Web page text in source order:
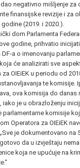
dao negativno mišljenje za
finansijske revizije i za
(2019. i 2020.).
dom Parlamenta
godine, prihvatio
a o imenovanju
će analizirati sve
za OIEiEK u periodu od
te komisije.
ova komisija do danas
iako je u obrazloženju
parlamentarne komisije
Operatora za OIEiEK
je dokumentovano na
da u izvještaju
koja ne upućuje na